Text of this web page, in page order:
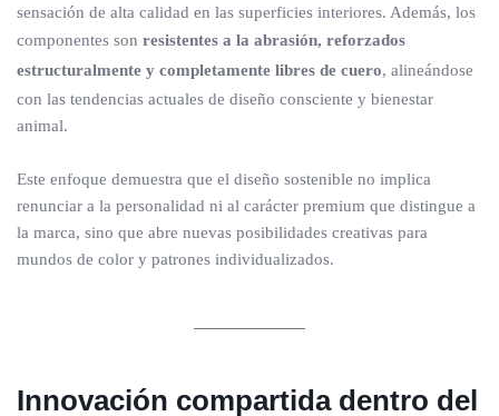
sensación de alta calidad en las superficies interiores. Además, los
componentes son resistentes a la abrasión, reforzados
estructuralmente y completamente libres de cuero, alineándose
con las tendencias actuales de diseño consciente y bienestar
animal.
Este enfoque demuestra que el diseño sostenible no implica
renunciar a la personalidad ni al carácter premium que distingue a
la marca, sino que abre nuevas posibilidades creativas para
mundos de color y patrones individualizados.
Innovación compartida dentro del